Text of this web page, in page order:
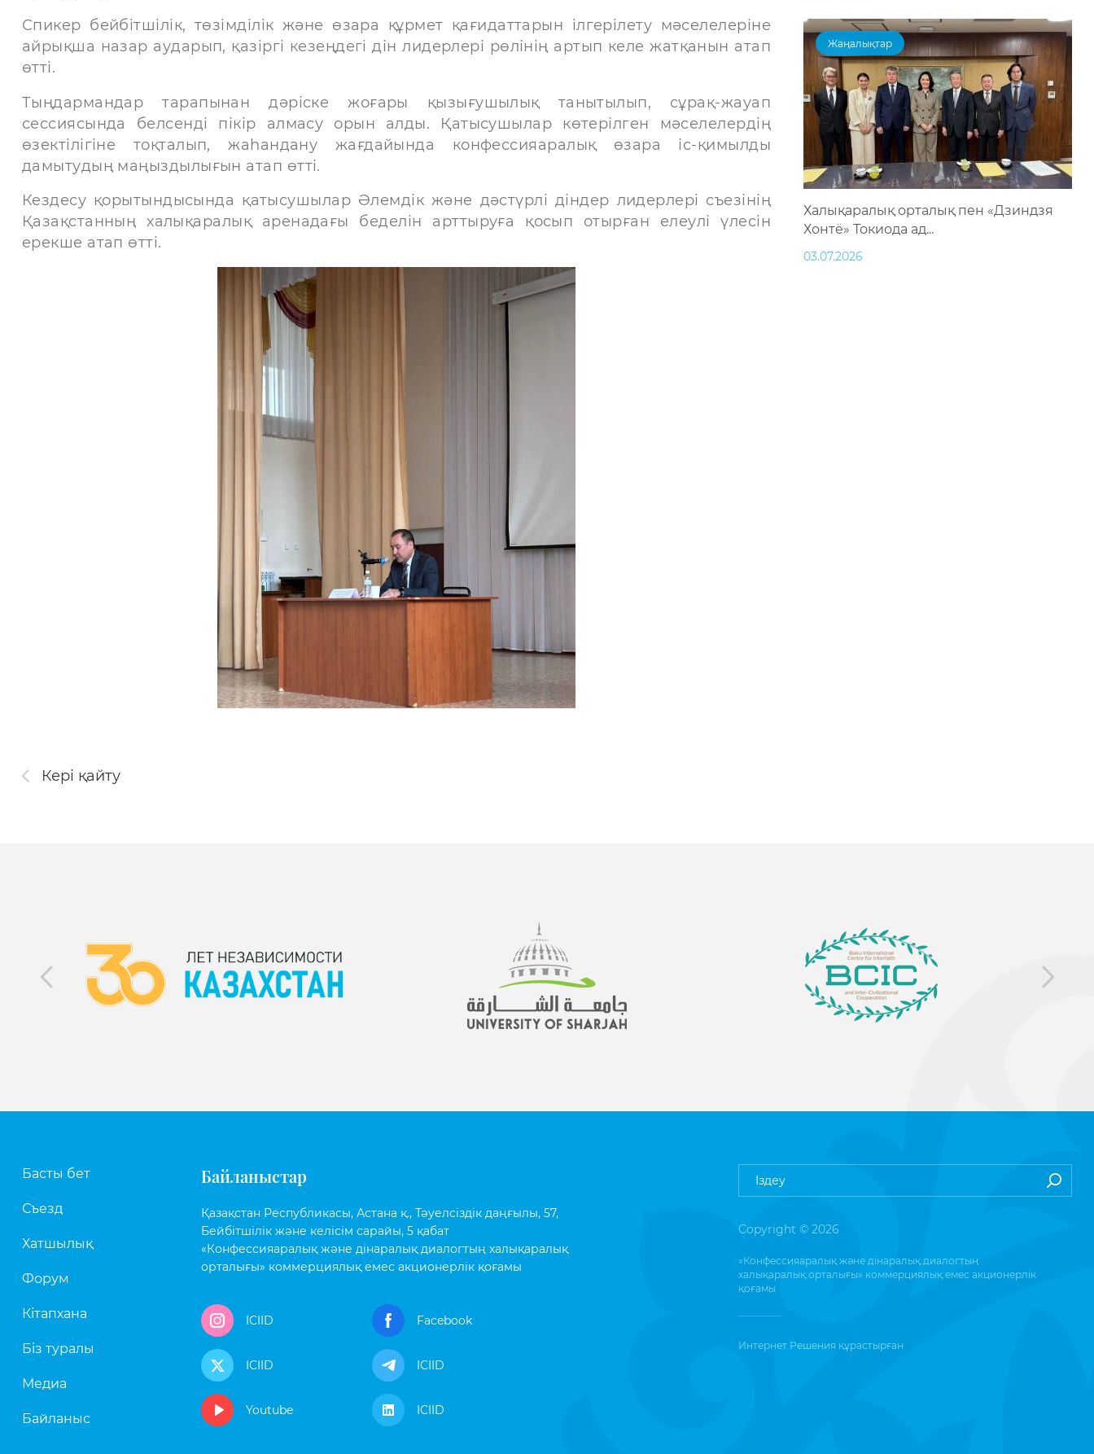
Спикер бейбітшілік, төзімділік және өзара құрмет қағидаттарын ілгерілету мәселелеріне
айрықша назар аударып, қазіргі кезеңдегі дін лидерлері рөлінің артып келе жатқанын атап
өтті.
Тыңдармандар тарапынан дәріске жоғары қызығушылық танытылып, сұрақ-жауап
сессиясында белсенді пікір алмасу орын алды. Қатысушылар көтерілген мәселелердің
өзектілігіне тоқталып, жаһандану жағдайында конфессияаралық өзара іс-қимылды
дамытудың маңыздылығын атап өтті.
Кездесу қорытындысында қатысушылар Әлемдік және дәстүрлі діндер лидерлері съезінің
Қазақстанның халықаралық аренадағы беделін арттыруға қосып отырған елеулі үлесін
ерекше атап өтті.
Кері қайту
Жаңалықтар
Халықаралық орталық пен «Дзиндзя
Хонтё» Токиода ад...
03.07.2026
Басты бет
Съезд
Хатшылық
Форум
Кітапхана
Біз туралы
Медиа
Байланыс
Байланыстар
Қазақстан Республикасы, Астана қ., Тәуелсіздік даңғылы, 57,
Бейбітшілік және келісім сарайы, 5 қабат
«Конфессияаралық және дінаралық диалогтың халықаралық
орталығы» коммерциялық емес акционерлік қоғамы
ICIID Facebook
ICIID ICIID
Youtube ICIID
Copyright © 2026
«Конфессияаралық және дінаралық диалогтың
халықаралық орталығы» коммерциялық емес акционерлік
қоғамы
Интернет Решения құрастырған